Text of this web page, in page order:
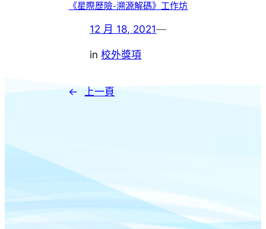
《星際歷險-溯源解碼》工作坊
12 月 18, 2021—
in校外獎項
← 上一頁